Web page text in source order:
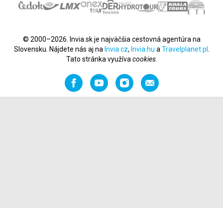
© 2000–2026. Invia.sk je najväčšia cestovná agentúra na
Slovensku. Nájdete nás aj na Invia.cz, Invia.hu a Travelplanet.pl
Tato stránka využíva cookies.
FacebookYouTubeInstagramOdporučiť